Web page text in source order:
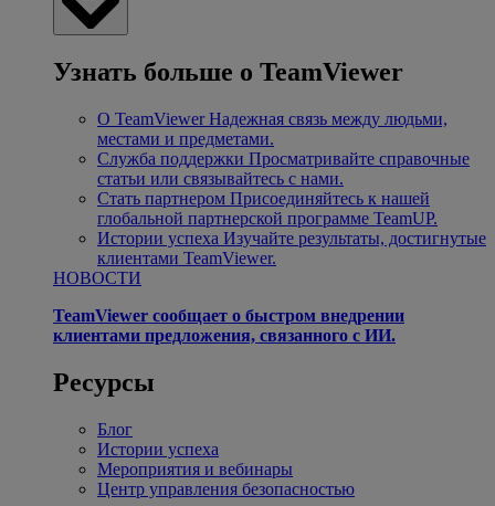
Узнать больше о TeamViewer
О TeamViewer Надежная связь между людьми,
местами и предметами.
Служба поддержки Просматривайте справочные
статьи или связывайтесь с нами.
Стать партнером Присоединяйтесь к нашей
глобальной партнерской программе TeamUP.
Истории успеха Изучайте результаты, достигнутые
клиентами TeamViewer.
НОВОСТИ
TeamViewer сообщает о быстром внедрении
клиентами предложения, связанного с ИИ.
Ресурсы
Блог
Истории успеха
Мероприятия и вебинары
Центр управления безопасностью